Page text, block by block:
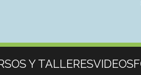
Y TALLERESVIDEOS